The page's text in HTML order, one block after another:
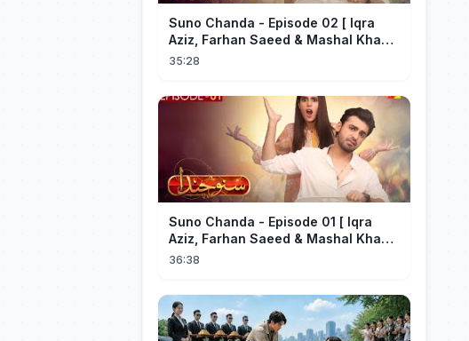
Suno Chanda - Episode 02 [ Iqra
Aziz, Farhan Saeed & Mashal Khan ]
- Funny Pakistani Drama - HUM TV
35:28
Suno Chanda - Episode 01 [ Iqra
Aziz, Farhan Saeed & Mashal Khan ]
- Funny Pakistani Drama - HUM TV
36:38